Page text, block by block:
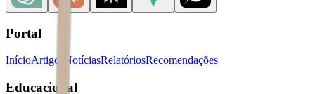
Portal
InícioArtigos NotíciasRelatóriosRecomendações
Educacional